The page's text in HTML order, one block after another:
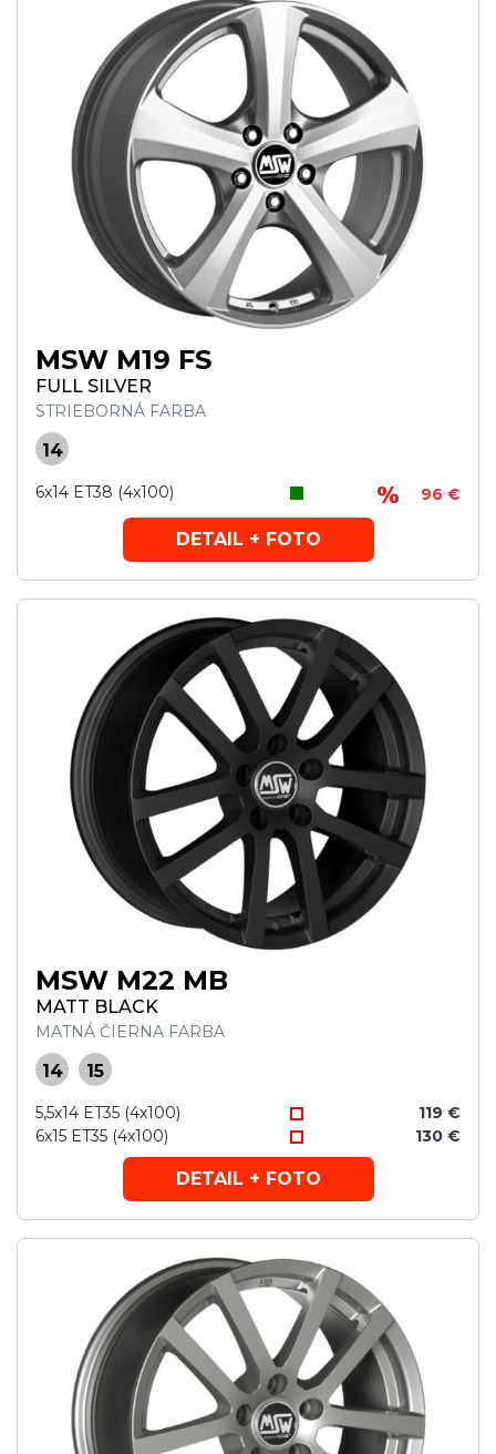
MSW M19 FS
FULL SILVER
STRIEBORNÁ FARBA
14
6x14 ET38 (4x100) 96 €
DETAIL + FOTO
MSW M22 MB
MATT BLACK
MATNÁ ČIERNA FARBA
14 15
5,5x14 ET35 (4x100)
119 €
6x15 ET35 (4x100)
130 €
DETAIL + FOTO